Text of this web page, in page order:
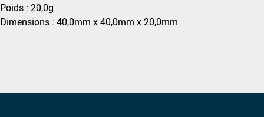
Poids : 20,0g
Dimensions : 40,0mm x40,0mm x20,0mm